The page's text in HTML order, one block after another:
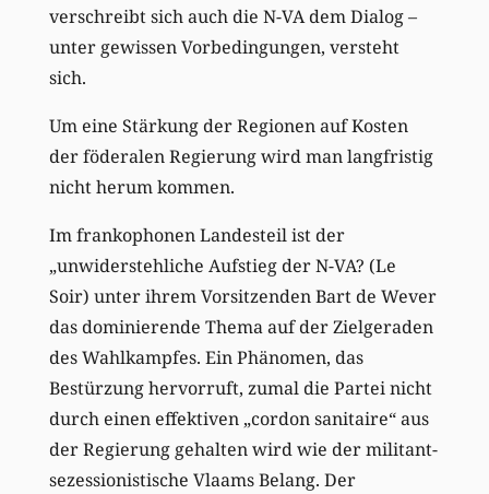
verschreibt sich auch die N-VA dem Dialog –
unter gewissen Vorbedingungen, versteht
sich.
Um eine Stärkung der Regionen auf Kosten
der föderalen Regierung wird man langfristig
nicht herum kommen.
Im frankophonen Landesteil ist der
„unwiderstehliche Aufstieg der N-VA? (Le
Soir) unter ihrem Vorsitzenden Bart de Wever
das dominierende Thema auf der Zielgeraden
des Wahlkampfes. Ein Phänomen, das
Bestürzung hervorruft, zumal die Partei nicht
durch einen effektiven „cordon sanitaire“ aus
der Regierung gehalten wird wie der militant-
sezessionistische Vlaams Belang. Der